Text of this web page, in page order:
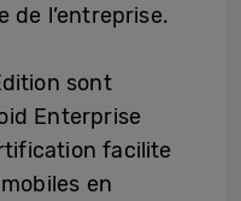
de l’entreprise.
sont
Enterprise
facilite
en